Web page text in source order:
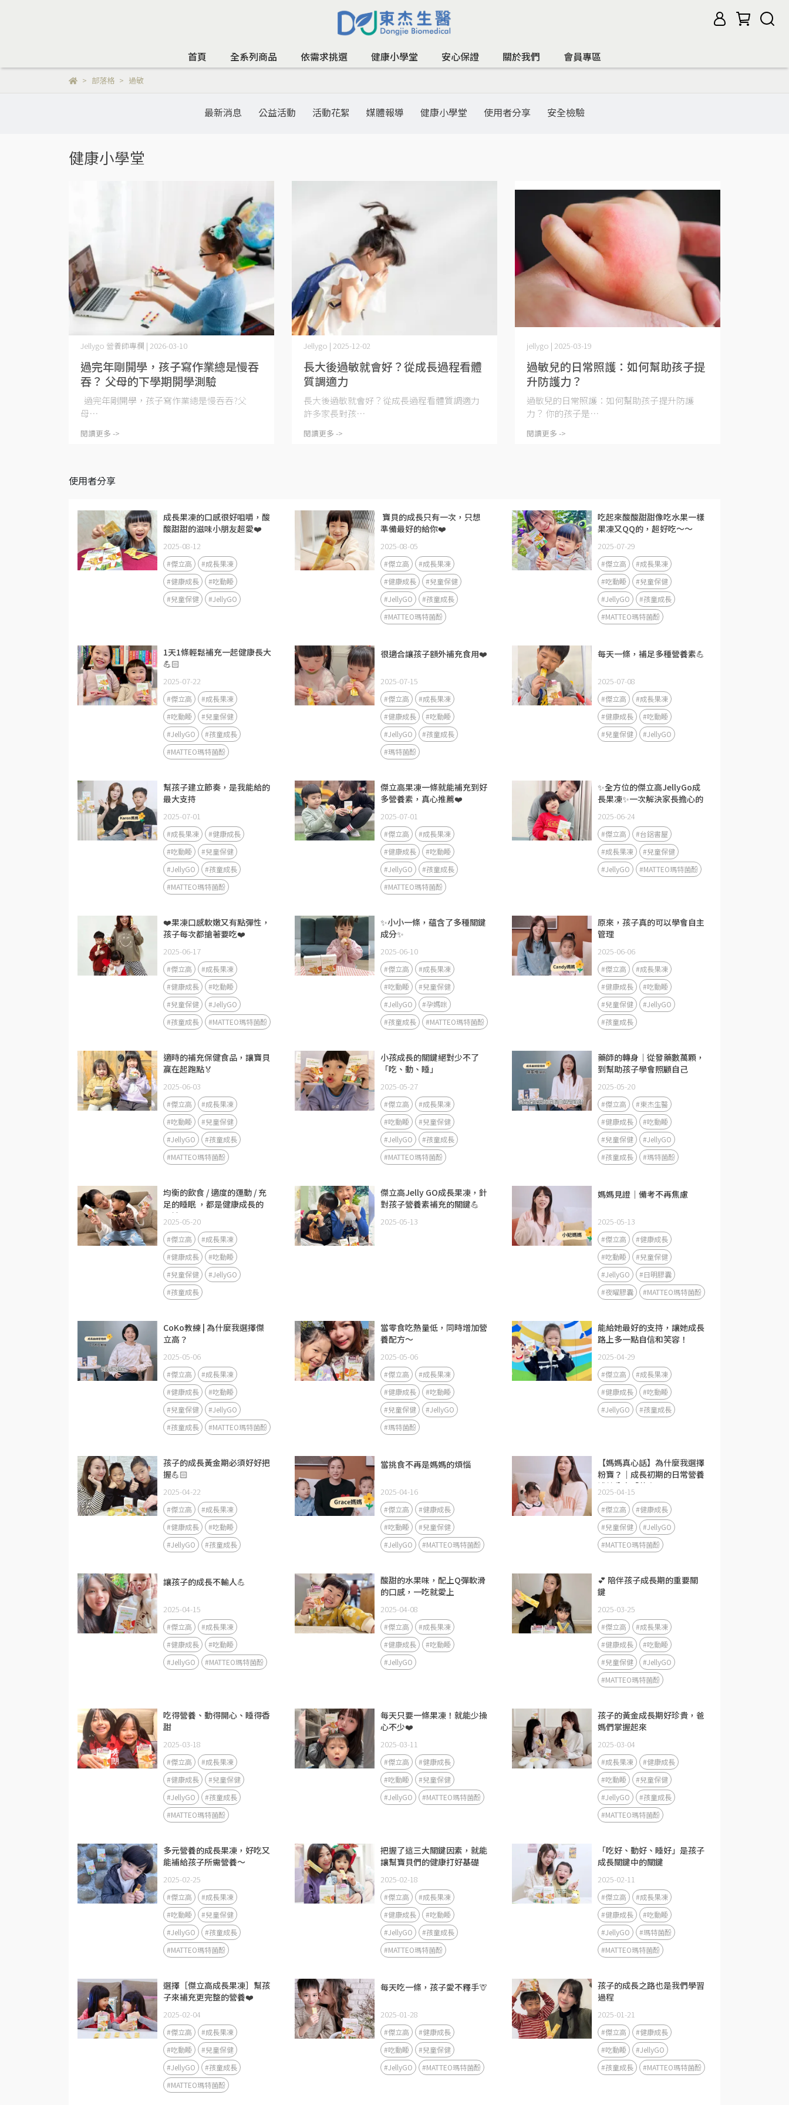
首頁 全系列商品 依需求挑選 健康小學堂 安心保證 關於我們 會員專區
部落格 過敏
最新消息 公益活動 活動花絮 媒體報導 健康小學堂 使用者分享 安全檢驗
健康小學堂
過完年剛開學，孩子寫作業總是慢吞
吞？ 父母的下學期開學測驗
Jellygo 營養師專欄 | 2026-03-10
過完年剛開學，孩子寫作業總是慢吞吞?父
母⋯
閱讀更多 ->
長大後過敏就會好？從成長過程看體
質調適力
Jellygo | 2025-12-02
長大後過敏就會好？從成長過程看體質調適力
許多家長對孩⋯
閱讀更多 ->
過敏兒的日常照護：如何幫助孩子提
升防護力？
jellygo | 2025-03-19
過敏兒的日常照護：如何幫助孩子提升防護
力？ 你的孩子是⋯
閱讀更多 ->
使用者分享
成長果凍的口感很好咀嚼，酸
酸甜甜的滋味小朋友超愛❤️
2025-08-12
#傑立高
#成長果凍
#健康成長
#吃動睡
#兒童保健
#JellyGO
​ 寶貝的成長只有一次，只想
準備最好的給你❤️
2025-08-05
#傑立高
#成長果凍
#健康成長
#兒童保健
#JellyGO
#孩童成長
#MATTEO瑪特菌酚
吃起來酸酸甜甜像吃水果一樣
果凍又QQ的，超好吃～～
2025-07-29
#傑立高
#成長果凍
#吃動睡
#兒童保健
#JellyGO
#孩童成長
#MATTEO瑪特菌酚
1天1條輕鬆補充一起健康長大
💪🏻
2025-07-22
#傑立高
#成長果凍
#吃動睡
#兒童保健
#JellyGO
#孩童成長
#MATTEO瑪特菌酚
很適合讓孩子額外補充食用❤️
2025-07-15
#傑立高
#成長果凍
#健康成長
#吃動睡
#JellyGO
#孩童成長
#瑪特菌酚
每天一條，補足多種營養素💪
2025-07-08
#傑立高
#成長果凍
#健康成長
#吃動睡
#兒童保健
#JellyGO
幫孩子建立節奏，是我能給的
最大支持
2025-07-01
#成長果凍
#健康成長
#吃動睡
#兒童保健
#JellyGO
#孩童成長
#MATTEO瑪特菌酚
傑立高果凍一條就能補充到好
多營養素，真心推薦❤️
2025-07-01
#傑立高
#成長果凍
#健康成長
#吃動睡
#JellyGO
#孩童成長
#MATTEO瑪特菌酚
✨全方位的傑立高JellyGo成
長果凍✨一次解決家長擔心的
2025-06-24
#傑立高
#台鋁書屋
#成長果凍
#兒童保健
#JellyGO
#MATTEO瑪特菌酚
❤️果凍口感軟嫩又有點彈性，
孩子每次都搶著要吃❤️
2025-06-17
#傑立高
#成長果凍
#健康成長
#吃動睡
#兒童保健
#JellyGO
#孩童成長
#MATTEO瑪特菌酚
✨小小一條，蘊含了多種關鍵
成分✨
2025-06-10
#傑立高
#成長果凍
#吃動睡
#兒童保健
#JellyGO
#孕媽咪
#孩童成長
#MATTEO瑪特菌酚
原來，孩子真的可以學會自主
管理
2025-06-06
#傑立高
#成長果凍
#健康成長
#吃動睡
#兒童保健
#JellyGO
#孩童成長
適時的補充保健食品，讓寶貝
贏在起跑點🏅
2025-06-03
#傑立高
#成長果凍
#吃動睡
#兒童保健
#JellyGO
#孩童成長
#MATTEO瑪特菌酚
小孩成長的關鍵絕對少不了
「吃、動、睡」
2025-05-27
#傑立高
#成長果凍
#吃動睡
#兒童保健
#JellyGO
#孩童成長
#MATTEO瑪特菌酚
藥師的轉身｜從發藥數萬顆，
到幫助孩子學會照顧自己
2025-05-20
#傑立高
#東杰生醫
#健康成長
#吃動睡
#兒童保健
#JellyGO
#孩童成長
#瑪特菌酚
均衡的飲食 / 適度的運動 / 充
足的睡眠 ，都是健康成長的
關鍵
2025-05-20
#傑立高
#成長果凍
#健康成長
#吃動睡
#兒童保健
#JellyGO
#孩童成長
傑立高Jelly GO成長果凍，針
對孩子營養素補充的關鍵💪
2025-05-13
媽媽見證｜備考不再焦慮
2025-05-13
#傑立高
#健康成長
#吃動睡
#兒童保健
#JellyGO
#日明膠囊
#夜曜膠囊
#MATTEO瑪特菌酚
CoKo教練 | 為什麼我選擇傑
立高？
2025-05-06
#傑立高
#成長果凍
#健康成長
#吃動睡
#兒童保健
#JellyGO
#孩童成長
#MATTEO瑪特菌酚
當零食吃熱量低，同時增加營
養配方～
2025-05-06
#傑立高
#成長果凍
#健康成長
#吃動睡
#兒童保健
#JellyGO
#瑪特菌酚
能給她最好的支持，讓她成長
路上多一點自信和笑容！
2025-04-29
#傑立高
#成長果凍
#健康成長
#吃動睡
#JellyGO
#孩童成長
孩子的成長黃金期必須好好把
握💪🏻
2025-04-22
#傑立高
#成長果凍
#健康成長
#吃動睡
#JellyGO
#孩童成長
當挑食不再是媽媽的煩惱
2025-04-16
#傑立高
#健康成長
#吃動睡
#兒童保健
#JellyGO
#MATTEO瑪特菌酚
【媽媽真心話】為什麼我選擇
粉寶？｜成長初期的日常營養
補給分享「黃金1000天」是
免疫力發展的關鍵期❤️
2025-04-15
#傑立高
#健康成長
#兒童保健
#JellyGO
#MATTEO瑪特菌酚
讓孩子的成長不輸人💪
2025-04-15
#傑立高
#成長果凍
#健康成長
#吃動睡
#JellyGO
#MATTEO瑪特菌酚
酸甜的水果味，配上Q彈軟滑
的口感，一吃就愛上
2025-04-08
#傑立高
#成長果凍
#健康成長
#吃動睡
#JellyGO
💕 陪伴孩子成長期的重要關
鍵
2025-03-25
#傑立高
#成長果凍
#健康成長
#吃動睡
#兒童保健
#JellyGO
#MATTEO瑪特菌酚
吃得營養、動得開心、睡得香
甜
2025-03-18
#傑立高
#成長果凍
#健康成長
#兒童保健
#JellyGO
#孩童成長
#MATTEO瑪特菌酚
每天只要一條果凍！就能少操
心不少❤️
2025-03-11
#傑立高
#健康成長
#吃動睡
#兒童保健
#JellyGO
#MATTEO瑪特菌酚
孩子的黃金成長期好珍貴，爸
媽們掌握起來
2025-03-04
#成長果凍
#健康成長
#吃動睡
#兒童保健
#JellyGO
#孩童成長
#MATTEO瑪特菌酚
多元營養的成長果凍，好吃又
能補給孩子所需營養～
2025-02-25
#傑立高
#成長果凍
#吃動睡
#兒童保健
#JellyGO
#孩童成長
#MATTEO瑪特菌酚
把握了這三大關鍵因素，就能
讓幫寶貝們的健康打好基礎
2025-02-18
#傑立高
#成長果凍
#健康成長
#吃動睡
#JellyGO
#孩童成長
#MATTEO瑪特菌酚
「吃好、動好、睡好」是孩子
成長關鍵中的關鍵
2025-02-11
#傑立高
#成長果凍
#健康成長
#吃動睡
#JellyGO
#瑪特菌酚
#MATTEO瑪特菌酚
選擇［傑立高成長果凍］幫孩
子來補充更完整的營養❤️
2025-02-04
#傑立高
#成長果凍
#吃動睡
#兒童保健
#JellyGO
#孩童成長
#MATTEO瑪特菌酚
每天吃一條，孩子愛不釋手🦒
2025-01-28
#傑立高
#健康成長
#吃動睡
#兒童保健
#JellyGO
#MATTEO瑪特菌酚
孩子的成長之路也是我們學習
過程
2025-01-21
#傑立高
#健康成長
#吃動睡
#JellyGO
#孩童成長
#MATTEO瑪特菌酚